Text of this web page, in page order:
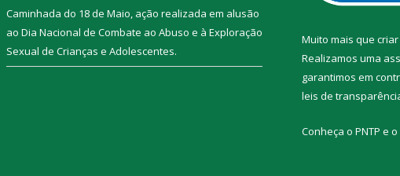
Caminhada do 18 de Maio, ação realizada em alusão
ao Dia Nacional de Combate ao Abuso e à Exploração
Sexual de Crianças e Adolescentes.
Muito mais que
Realizamos uma
garantimos em
leis de
Conheça o PNTP e o